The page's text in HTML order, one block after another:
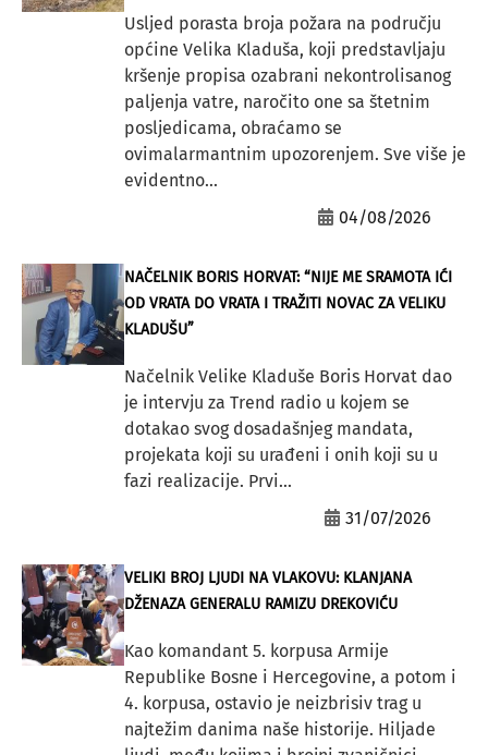
Usljed porasta broja požara na području
općine Velika Kladuša, koji predstavljaju
kršenje propisa ozabrani nekontrolisanog
paljenja vatre, naročito one sa štetnim
posljedicama, obraćamo se
ovimalarmantnim upozorenjem. Sve više je
evidentno...
04/08/2026
NAČELNIK BORIS HORVAT: “NIJE ME SRAMOTA IĆI
OD VRATA DO VRATA I TRAŽITI NOVAC ZA VELIKU
KLADUŠU”
Načelnik Velike Kladuše Boris Horvat dao
je intervju za Trend radio u kojem se
dotakao svog dosadašnjeg mandata,
projekata koji su urađeni i onih koji su u
fazi realizacije. Prvi...
31/07/2026
VELIKI BROJ LJUDI NA VLAKOVU: KLANJANA
DŽENAZA GENERALU RAMIZU DREKOVIĆU
Kao komandant 5. korpusa Armije
Republike Bosne i Hercegovine, a potom i
4. korpusa, ostavio je neizbrisiv trag u
najtežim danima naše historije. Hiljade